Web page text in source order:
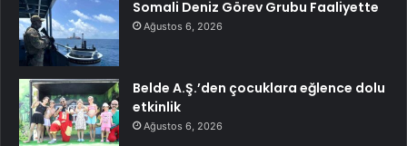
Somali Deniz Görev Grubu Faaliyette
Ağustos 6, 2026
Belde A.Ş.’den çocuklara eğlence dolu
etkinlik
Ağustos 6, 2026